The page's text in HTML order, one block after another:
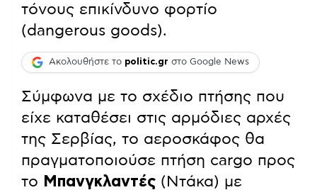
τόνους επικίνδυνο φορτίο
(dangerous goods).
Ακολουθήστε το politic.gr στο Google News
Σύμφωνα με το σχέδιο πτήσης που
είχε καταθέσει στις αρμόδιες αρχές
της Σερβίας, το αεροσκάφος θα
πραγματοποιούσε πτήση cargo προς
το Μπανγκλαντές (Ντάκα) με